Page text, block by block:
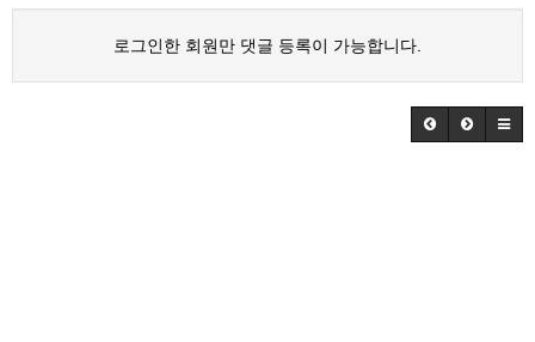
로그인한 회원만 댓글 등록이 가능합니다.